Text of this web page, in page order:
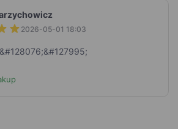
2026-05-01 18:03